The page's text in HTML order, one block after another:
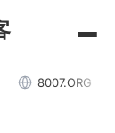
8007.ORG